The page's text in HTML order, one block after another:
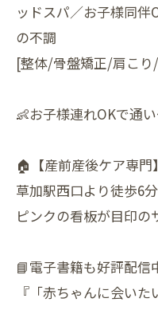
ッドスパ／お子様同
の不調
[整体/骨盤矯正/肩こ
👶お子様連れOKで通
🏠【産前産後ケア専
草加駅西口より徒歩6分
ピンクの看板が目印の
📘電子書籍も好評配信
『「赤ちゃんに会いた